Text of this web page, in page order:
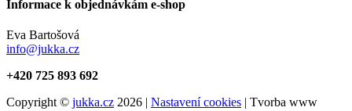
Informace k objednávkám e-shop
Eva Bartošová
info@jukka.cz
+420 725 893 692
Copyright © jukka.cz 2026 | Nastavení cookies | Tvorba www